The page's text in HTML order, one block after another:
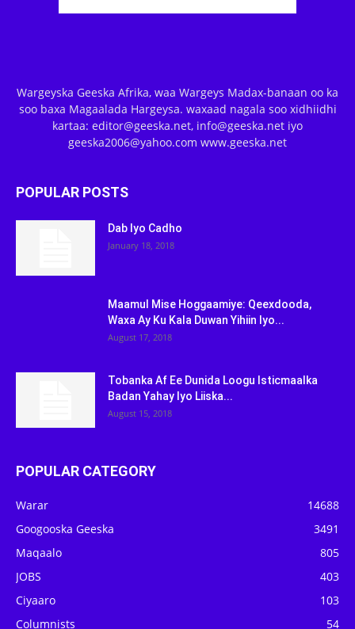
Wargeyska Geeska Afrika, waa Wargeys Madax-banaan oo ka
soo baxa Magaalada Hargeysa. waxaad nagala soo xidhiidhi
kartaa: editor@geeska.net, info@geeska.net iyo
geeska2006@yahoo.com www.geeska.net
POPULAR POSTS
Dab Iyo Cadho
January 18, 2018
Maamul Mise Hoggaamiye: Qeexdooda,
Waxa Ay Ku Kala Duwan Yihiin Iyo...
August 17, 2018
Tobanka Af Ee Dunida Loogu Isticmaalka
Badan Yahay Iyo Liiska...
August 15, 2018
POPULAR CATEGORY
Warar
14688
Googooska Geeska
3491
Maqaalo
805
JOBS
403
Ciyaaro
103
Columnists
54